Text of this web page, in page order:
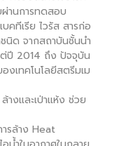
านการทดสอบ
คทีเรีย ไวรัส สารก่อ
นิด จากสถาบันชั้นนำ
ปี 2014 ถึง ปัจจุบัน
งเทคโนโลยีสตรีมเม
างและเป่าแห้ง ช่วย
รล้าง Heat